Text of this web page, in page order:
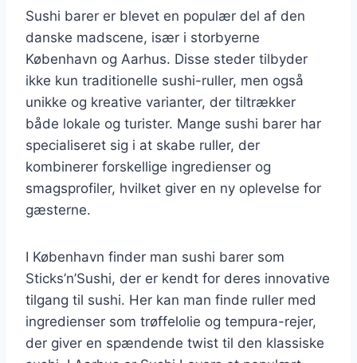
Sushi barer er blevet en populær del af den
danske madscene, især i storbyerne
København og Aarhus. Disse steder tilbyder
ikke kun traditionelle sushi-ruller, men også
unikke og kreative varianter, der tiltrækker
både lokale og turister. Mange sushi barer har
specialiseret sig i at skabe ruller, der
kombinerer forskellige ingredienser og
smagsprofiler, hvilket giver en ny oplevelse for
gæsterne.
I København finder man sushi barer som
Sticks’n’Sushi, der er kendt for deres innovative
tilgang til sushi. Her kan man finde ruller med
ingredienser som trøffelolie og tempura-rejer,
der giver en spændende twist til den klassiske